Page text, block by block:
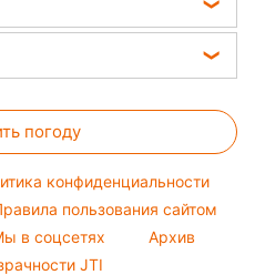
погоду
конфиденциальности
пользования сайтом
в соцсетях
Архив
JTI